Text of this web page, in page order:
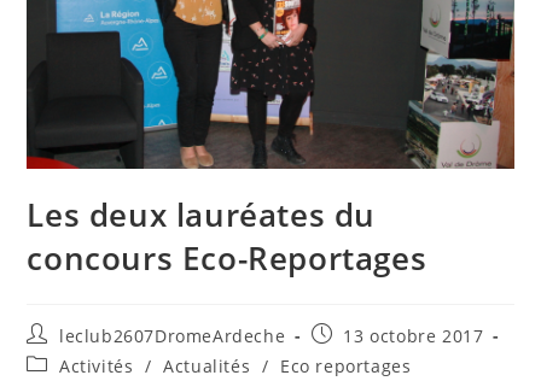
Les deux lauréates du
concours Eco-Reportages
leclub2607DromeArdeche
13 octobre 2017
Activités / Actualités / Eco reportages